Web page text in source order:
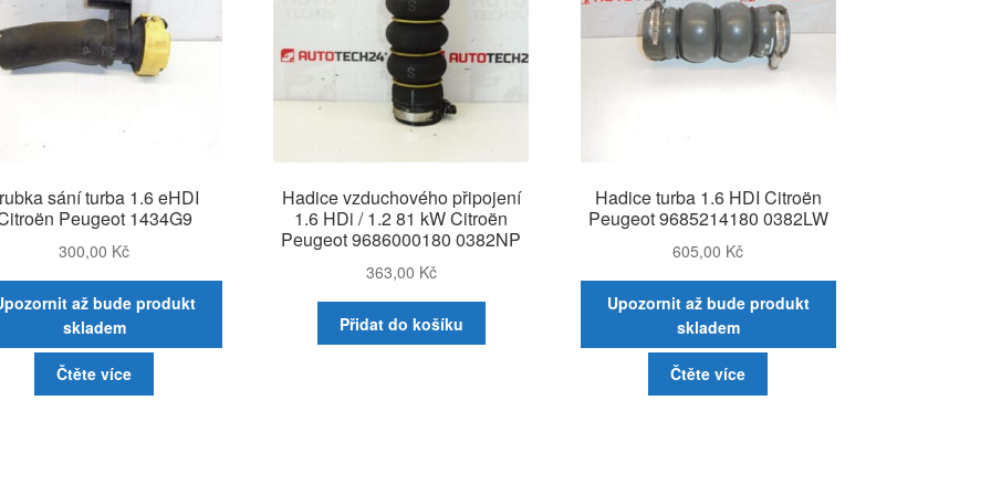
sání turba 1.6 eHDI
Peugeot 1434G9
300,00 Kč
až bude produkt
skladem
Čtěte více
Hadice vzduchového připojení
1.6 HDi / 1.2 81 kW Citroën
Peugeot 9686000180 0382NP
363,00 Kč
Přidat do košíku
Hadice turba 1.6 HDI Citroën
Peugeot 9685214180 0382LW
605,00 Kč
Upozornit až bude produkt
skladem
Čtěte více